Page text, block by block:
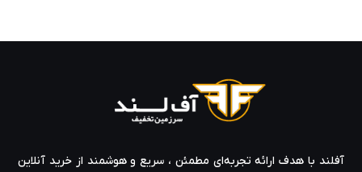
آفلند با هدف ارائه‌ تجربه‌ای مطمئن ، سریع و هوشمند از خرید آنلاین